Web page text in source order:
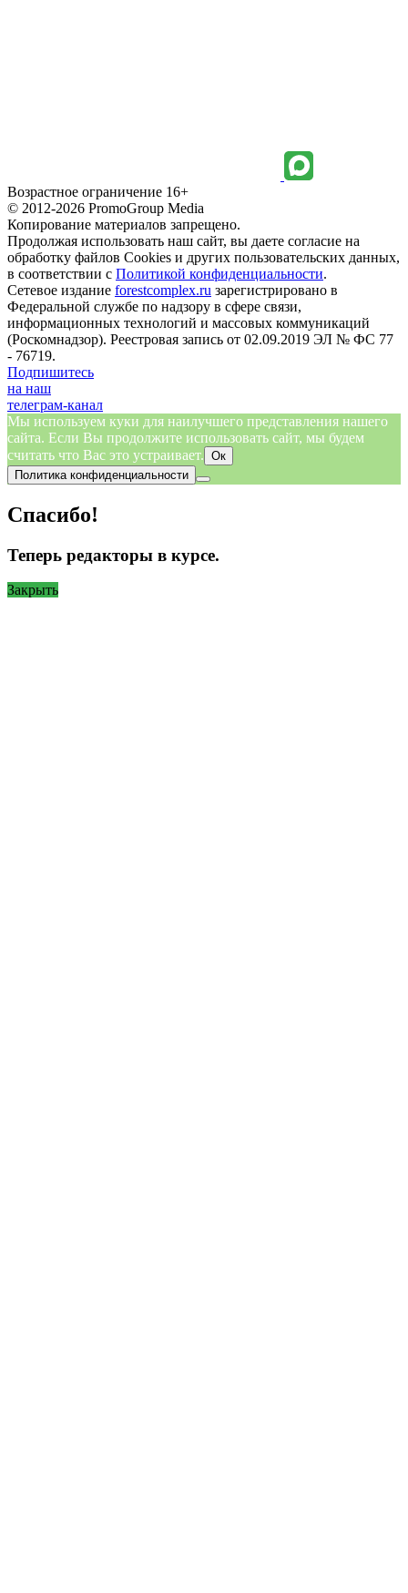
Возрастное ограничение 16+
© 2012-2026 PromoGroup Media
Копирование материалов запрещено.
Продолжая использовать наш сайт, вы даете согласие на
обработку файлов Cookies и других пользовательских данных,
в соответствии с Политикой конфиденциальности.
Сетевое издание forestcomplex.ru зарегистрировано в
Федеральной службе по надзору в сфере связи,
информационных технологий и массовых коммуникаций
(Роскомнадзор). Реестровая запись от 02.09.2019 ЭЛ № ФС 77
- 76719.
Подпишитесь
на наш
телеграм-канал
Мы используем куки для наилучшего представления нашего
сайта. Если Вы продолжите использовать сайт, мы будем
считать что Вас это устраивает. Ок
Политика конфиденциальности
Спасибо!
Теперь редакторы в курсе.
Закрыть